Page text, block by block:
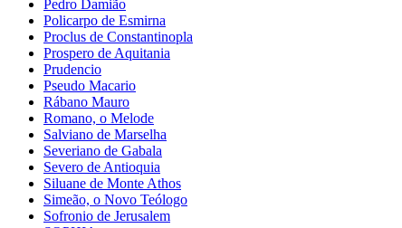
Pedro Damião
Policarpo de Esmirna
Proclus de Constantinopla
Prospero de Aquitania
Prudencio
Pseudo Macario
Rábano Mauro
Romano, o Melode
Salviano de Marselha
Severiano de Gabala
Severo de Antioquia
Siluane de Monte Athos
Simeão, o Novo Teólogo
Sofronio de Jerusalem